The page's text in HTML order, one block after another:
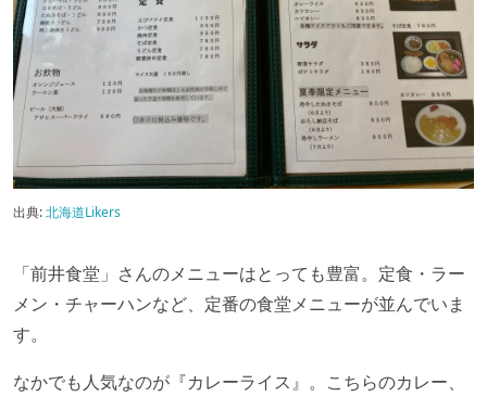
出典:北海道Likers
「前井食堂」さんのメニューはとっても豊富。定食・ラー
メン・チャーハンなど、定番の食堂メニューが並んでいま
す。
なかでも人気なのが『カレーライス』。こちらのカレー、